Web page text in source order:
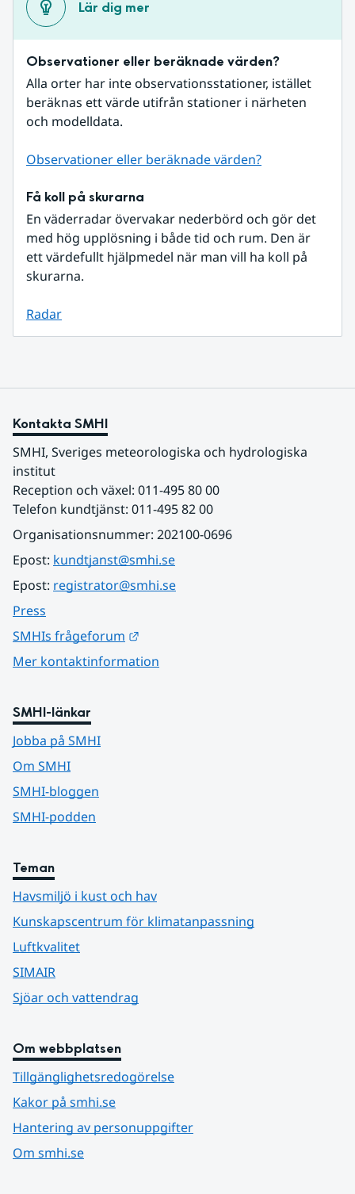
Lär dig mer
Observationer eller beräknade värden?
Alla orter har inte observationsstationer, istället
beräknas ett värde utifrån stationer i närheten
och modelldata.
Observationer eller beräknade värden?
Få koll på skurarna
En väderradar övervakar nederbörd och gör det
med hög upplösning i både tid och rum. Den är
ett värdefullt hjälpmedel när man vill ha koll på
skurarna.
Radar
Kontakta SMHI
SMHI, Sveriges meteorologiska och hydrologiska
institut
Reception och växel: 011-495 80 00
Telefon kundtjänst: 011-495 82 00
Organisationsnummer: 202100-0696
Epost: kundtjanst@smhi.se
Epost: registrator@smhi.se
Press
SMHIs frågeforum
Mer kontaktinformation
SMHI-länkar
Jobba på SMHI
Om SMHI
SMHI-bloggen
SMHI-podden
Teman
Havsmiljö i kust och hav
Kunskapscentrum för klimatanpassning
Luftkvalitet
SIMAIR
Sjöar och vattendrag
Om webbplatsen
Tillgänglighetsredogörelse
Kakor på smhi.se
Hantering av personuppgifter
Om smhi.se